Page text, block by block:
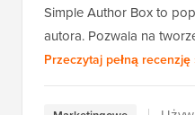
Simple Author Box to
autora. Pozwala na
Przeczytaj pełną recenzję